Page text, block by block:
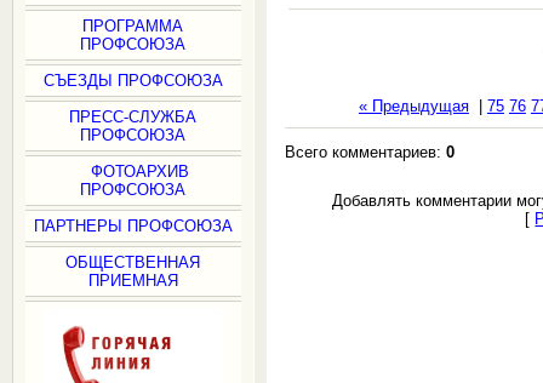
ПРОГРАММА
ПРОФСОЮЗА
СЪЕЗДЫ ПРОФСОЮЗА
ПРЕСС-СЛУЖБА
ПРОФСОЮЗА
ФОТОАРХИВ
ПРОФСОЮЗА
ПАРТНЕРЫ ПРОФСОЮЗА
ОБЩЕСТВЕННАЯ
ПРИЕМНАЯ
« Предыдущая| 75 76
Всего комментариев:0
Добавлять комментарии
[